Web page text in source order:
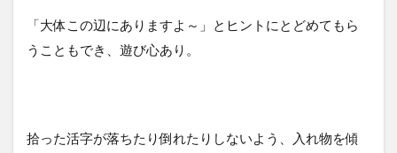
「大体この辺にありますよ～」とヒントにとどめてもら
うこともでき、遊び心あり。
拾った活字が落ちたり倒れたりしないよう、入れ物を傾